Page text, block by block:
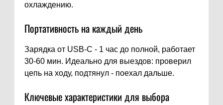
охлаждению.
Портативность на каждый день
Зарядка от USB-C - 1 час до полной, работает
30-60 мин. Идеально для выездов: проверил
цепь на ходу, подтянул - поехал дальше.
Ключевые характеристики для выбора